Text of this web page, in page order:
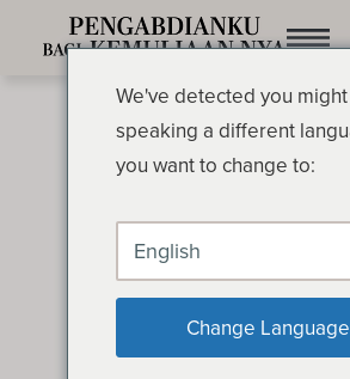
Pemusatan
OLEH OSWALD
We've detected you
speaking a different
you want to change to:
English
Change Language